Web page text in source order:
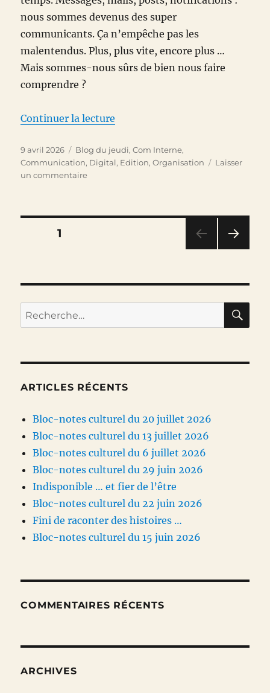
nous sommes devenus des super
communicants. Ça n’empêche pas les
malentendus. Plus, plus vite, encore plus …
Mais sommes-nous sûrs de bien nous faire
comprendre ?
Continuer la lecture
Publié
le
9 avril 2026 Catégories
Blog du jeudi,Com Interne,
Communication, Digital, Edition,Organisation
Laisser
un commentairesur
Pagination
publications
PAGE1
ANT
E
Recherche
pour :
ARTICLES RÉCENTS
Bloc-notes culturel du 20 juillet 2026
Bloc-notes culturel du 13 juillet 2026
Bloc-notes culturel du 6 juillet 2026
Bloc-notes culturel du 29 juin 2026
Indisponible … et fier de l’être
Bloc-notes culturel du 22 juin 2026
Fini de raconter des histoires …
Bloc-notes culturel du 15 juin 2026
COMMENTAIRES RÉCENTS
ARCHIVES